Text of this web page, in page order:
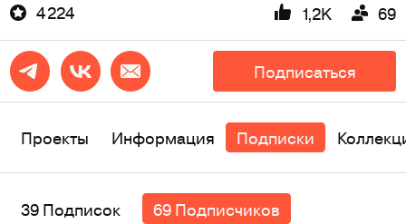
4 224
1,2K 69
Подписаться
Проекты Информация Подписки
39 Подписок 69 Подписчиков